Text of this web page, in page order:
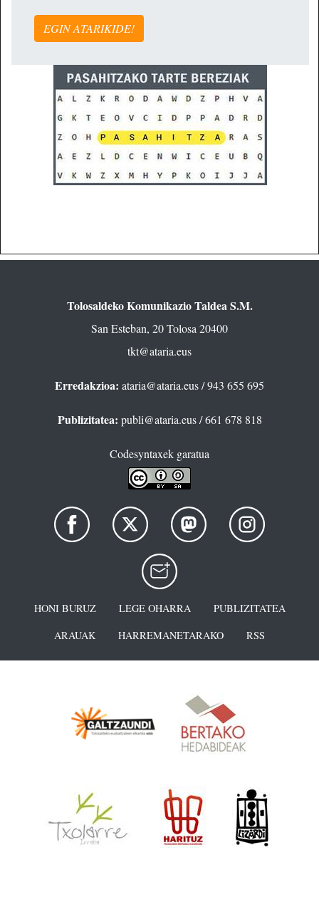
EGIN ATARIKIDE!
Tolosaldeko Komunikazio Taldea S.M.
San Esteban, 20 Tolosa 20400
tkt@ataria.eus
Erredakzioa: ataria@ataria.eus/ 943 655 695
Publizitatea: publi@ataria.eus/ 661 678 818
Codesyntaxek garatua
HONI BURUZ LEGE OHARRA
PUBLIZITATEA
ARAUAK
HARREMANETARAKO RSS